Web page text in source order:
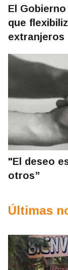
El
que
extranjeros
"El deseo
otros”
Últimas